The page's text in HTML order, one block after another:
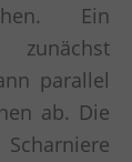
Ein
parallel
ab. Die